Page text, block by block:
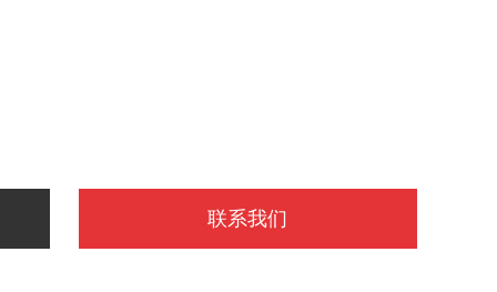
联系我们